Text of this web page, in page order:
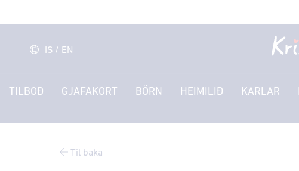
IS / EN
TILBOÐ GJAFAKORT BÖRN HEIMILIÐ KARLAR
Til baka